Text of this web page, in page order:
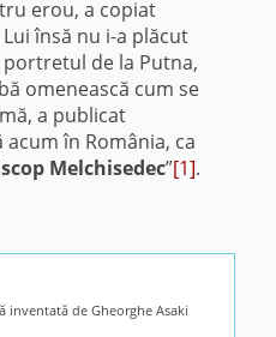
erou, a copiat
însă nu i-a plăcut
de la Putna,
omenească cum se
a publicat
în România, ca
Melchisedec”[1].
inventată de Gheorghe Asaki